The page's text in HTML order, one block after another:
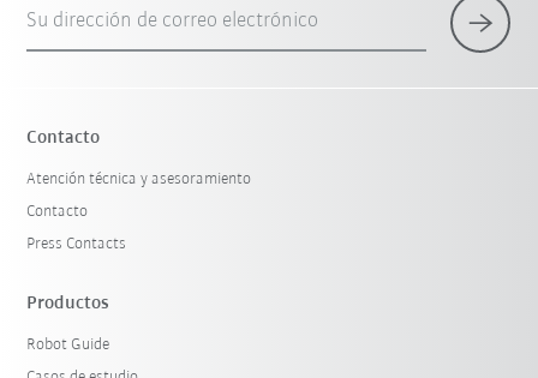
Su dirección de correo electrónico
Contacto
Atención técnica y asesoramiento
Contacto
Press Contacts
Productos
Robot Guide